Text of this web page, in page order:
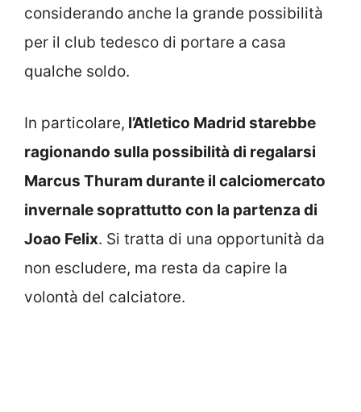
considerando anche la grande possibilità
per il club tedesco di portare a casa
qualche soldo.
In particolare, l’Atletico Madrid starebbe
ragionando sulla possibilità di regalarsi
Marcus Thuram durante il calciomercato
invernale soprattutto con la partenza di
Joao Felix. Si tratta di una opportunità da
non escludere, ma resta da capire la
volontà del calciatore.